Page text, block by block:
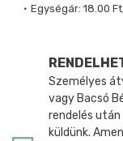
Egységár: 18.00
Személyes
vagy Bacsó
rendelés
küldünk.